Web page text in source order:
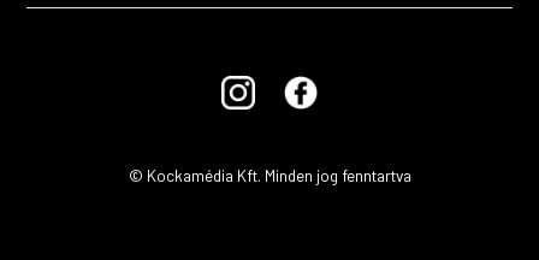
© Kockamédia Kft. Minden jog fenntartva